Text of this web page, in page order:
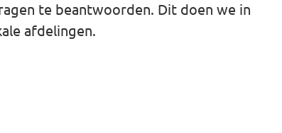
te beantwoorden. Dit doen we in
afdelingen.